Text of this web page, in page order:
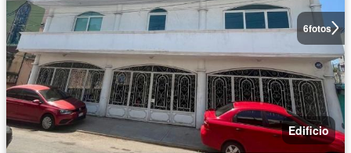
6fotos
Edificio